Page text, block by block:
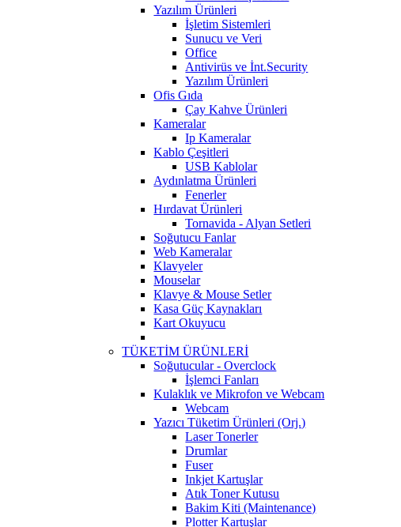
Yazılım Ürünleri
İşletim Sistemleri
Sunucu ve Veri
Office
Antivirüs ve İnt.Security
Yazılım Ürünleri
Ofis Gıda
Çay Kahve Ürünleri
Kameralar
Ip Kameralar
Kablo Çeşitleri
USB Kablolar
Aydınlatma Ürünleri
Fenerler
Hırdavat Ürünleri
Tornavida - Alyan Setleri
Soğutucu Fanlar
Web Kameralar
Klavyeler
Mouselar
Klavye & Mouse Setler
Kasa Güç Kaynakları
Kart Okuyucu
TÜKETİM ÜRÜNLERİ
Soğutucular - Overclock
İşlemci Fanları
Kulaklık ve Mikrofon ve Webcam
Webcam
Yazıcı Tüketim Ürünleri (Orj.)
Laser Tonerler
Drumlar
Fuser
Inkjet Kartuşlar
Atık Toner Kutusu
Bakim Kiti (Maintenance)
Plotter Kartuşlar